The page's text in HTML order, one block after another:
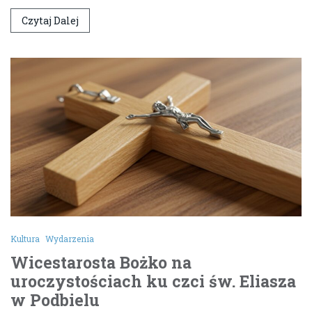
Czytaj Dalej
Kultura Wydarzenia
Wicestarosta Bożko na
uroczystościach ku czci św. Eliasza
w Podbielu